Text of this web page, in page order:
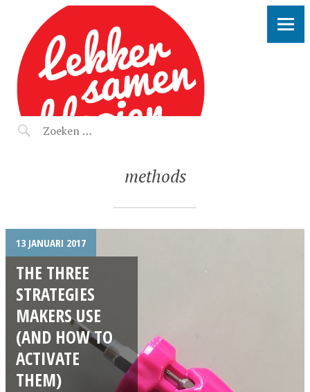
LEKKER SAMEN KLOOIEN
methods
13 JANUARI 2017
THE THREE
STRATEGIES
MAKERS USE
(AND HOW TO
ACTIVATE
THEM)